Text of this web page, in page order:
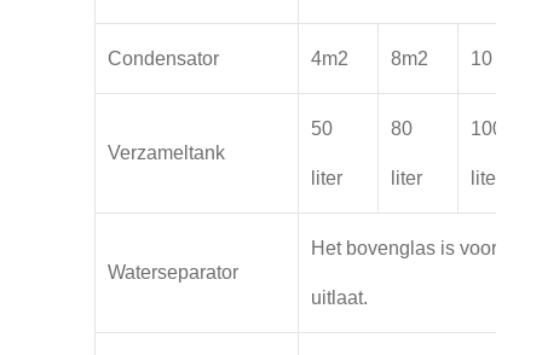
Condensator 4m2 8m2 10 m2
Verzameltank
50
liter
80
liter
100
liter
Waterseparator
Het bovenglas is voorzien
uitlaat.